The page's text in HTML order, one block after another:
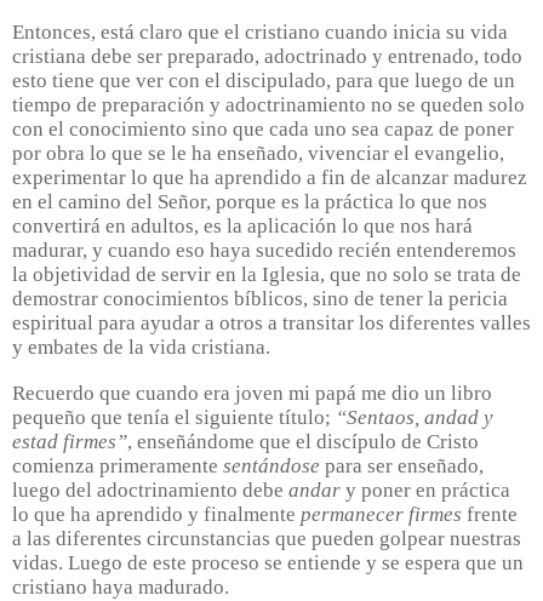
Entonces, está claro que el cristiano cuando inicia su vida
cristiana debe ser preparado, adoctrinado y entrenado, todo
esto tiene que ver con el discipulado, para que luego de un
tiempo de preparación y adoctrinamiento no se queden solo
con el conocimiento sino que cada uno sea capaz de poner
por obra lo que se le ha enseñado, vivenciar el evangelio,
experimentar lo que ha aprendido a fin de alcanzar madurez
en el camino del Señor, porque es la práctica lo que nos
convertirá en adultos, es la aplicación lo que nos hará
madurar, y cuando eso haya sucedido recién entenderemos
la objetividad de servir en la Iglesia, que no solo se trata de
demostrar conocimientos bíblicos, sino de tener la pericia
espiritual para ayudar a otros a transitar los diferentes valles
y embates de la vida cristiana.
Recuerdo que cuando era joven mi papá me dio un libro
pequeño que tenía el siguiente título; “Sentaos, andad y
estad firmes”, enseñándome que el discípulo de Cristo
comienza primeramente sentándose para ser enseñado,
luego del adoctrinamiento debe andar y poner en práctica
lo que ha aprendido y finalmente permanecer firmes frente
a las diferentes circunstancias que pueden golpear nuestras
vidas. Luego de este proceso se entiende y se espera que un
cristiano haya madurado.